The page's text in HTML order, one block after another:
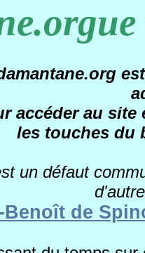
accéder au site
les touches du
un défaut
de